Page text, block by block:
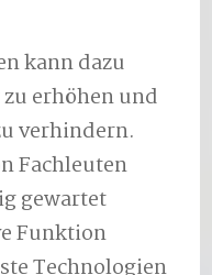
kann dazu
erhöhen und
verhindern.
Fachleuten
gewartet
Funktion
Technologien